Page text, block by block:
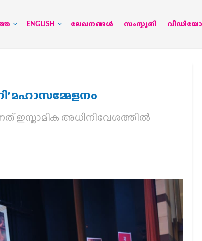
ENGLISH ലേഖനങ്ങള്‍ സംസ്കൃതി വീഡിയോ
മഹാസമ്മേളനം
ഇസ്ലാമിക അധിനിവേശത്തില്‍: